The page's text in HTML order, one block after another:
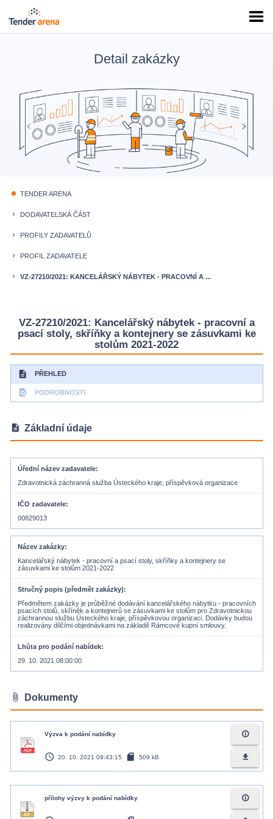
Detail zakázky
fiber_manual_record TENDER ARENA
keyboard_arrow_right DODAVATELSKÁ ČÁST
keyboard_arrow_right PROFILY ZADAVATELŮ
keyboard_arrow_right PROFIL ZADAVATELE
keyboard_arrow_right VZ-27210/2021: KANCELÁŘSKÝ NÁBYTEK - PRACOVNÍ A ...
VZ-27210/2021: Kancelářský nábytek - pracovní a
psací stoly, skříňky a kontejnery se zásuvkami ke
stolům 2021-2022
description PŘEHLED
find_in_page PODROBNOSTI
description Základní údaje
Úřední název zadavatele
Zdravotnická záchranná služba Ústeckého kraje, příspěvková organizace
IČO zadavatele
00829013
Název zakázky
Kancelářský nábytek - pracovní a psací stoly, skříňky a kontejnery se
zásuvkami ke stolům 2021-2022
Stručný popis (předmět zakázky)
Předmětem zakázky je průběžné dodávání kancelářského nábytku - pracovních
psacích stolů, skříněk a kontejnerů se zásuvkami ke stolům pro Zdravotnickou
záchrannou službu Ústeckého kraje, příspěvkovou organizaci. Dodávky budou
realizovány dílčími objednávkami na základě Rámcové kupní smlouvy.
Lhůta pro podání nabídek
29. 10. 2021 08:00:00
attach_file Dokumenty
Výzva k podání nabídky
access_time 20. 10. 2021 09:43:15 sd_card 509 kB
info_outline
file_download
přílohy výzvy k podání nabídky info_outline